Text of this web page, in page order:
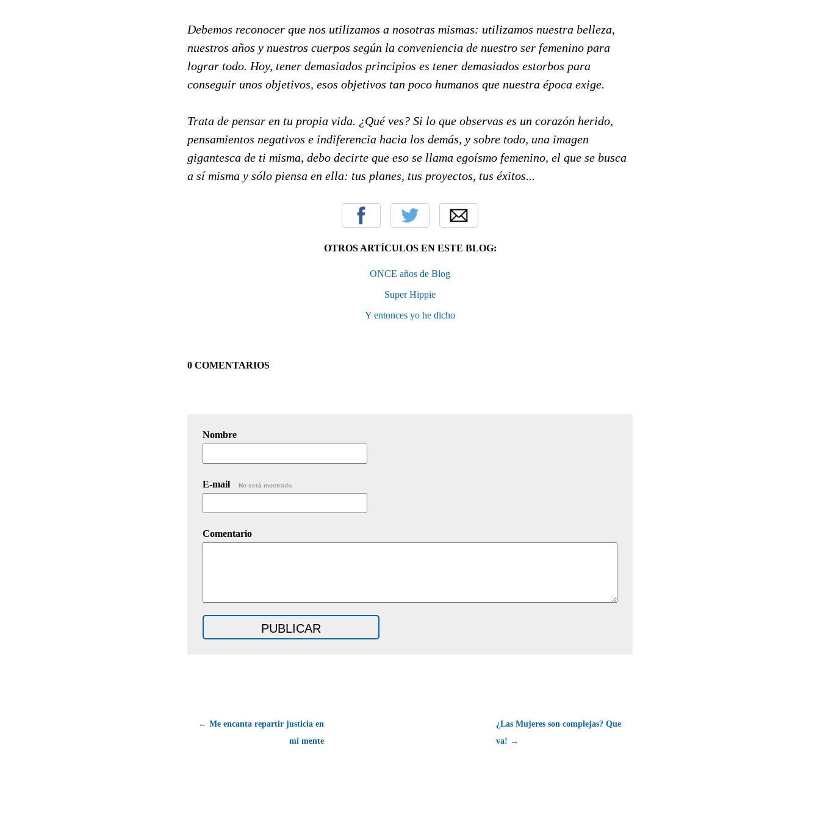
Debemos reconocer que nos utilizamos a nosotras mismas: utilizamos nuestra belleza,
nuestros años y nuestros cuerpos según la conveniencia de nuestro ser femenino para
lograr todo. Hoy, tener demasiados principios es tener demasiados estorbos para
conseguir unos objetivos, esos objetivos tan poco humanos que nuestra época exige.
Trata de pensar en tu propia vida. ¿Qué ves? Si lo que observas es un corazón herido,
pensamientos negativos e indiferencia hacia los demás, y sobre todo, una imagen
gigantesca de ti misma, debo decirte que eso se llama egoísmo femenino, el que se busca
a sí misma y sólo piensa en ella: tus planes, tus proyectos, tus éxitos...
OTROS ARTÍCULOS EN ESTE BLOG:
ONCE años de Blog
Super Hippie
Y entonces yo he dicho
0 COMENTARIOS
Nombre
E-mail No será mostrado.
Comentario
← Me encanta repartir justicia en
mi mente
¿Las Mujeres son complejas? Que
va! →